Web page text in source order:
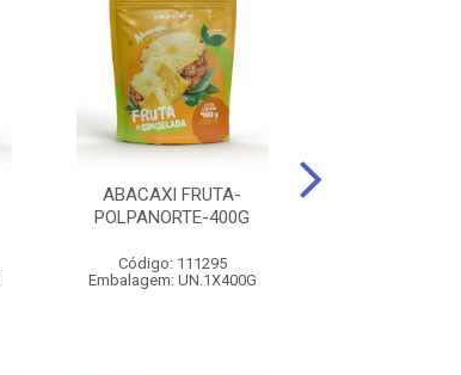
ABACAXI FRUTA-
POLPANORTE-400G
Código: 111295
Embalagem: UN.1X400G